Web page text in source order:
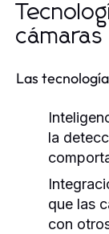
Las
la
que las
con